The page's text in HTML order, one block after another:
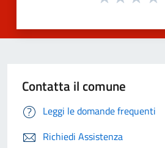
Contatta il comune
Leggi le domande frequenti
Richiedi Assistenza